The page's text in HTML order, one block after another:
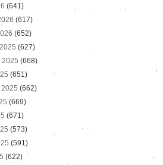
(641)
(617)
(652)
(627)
2025 (668)
(651)
(662)
(669)
(671)
(573)
(591)
(622)